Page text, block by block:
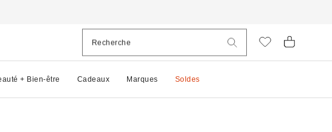
+ Bien-être Cadeaux Marques Soldes